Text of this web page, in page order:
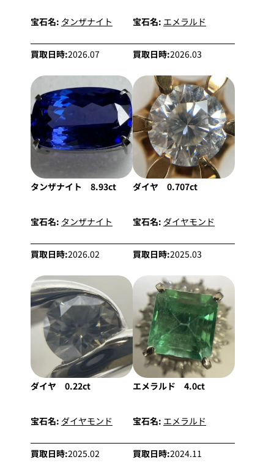
宝石名: タンザナイト
買取日時:2026.07
宝石名: エメラルド
買取日時:2026.03
タンザナイト 8.93ct
宝石名: タンザナイト
買取日時:2026.02
ダイヤ 0.707ct
宝石名: ダイヤモンド
買取日時:2025.03
ダイヤ 0.22ct
宝石名: ダイヤモンド
買取日時:2025.02
エメラルド 4.0ct
宝石名: エメラルド
買取日時:2024.11